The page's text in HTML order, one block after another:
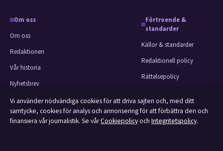
Om oss
Om oss
Redaktionen
Vår historia
Nyhetsbrev
Tipsa oss
Kontakt
Förtroende &
standarder
Källor & standarder
Redaktionell policy
Rättelsepolicy
Ägande & finansiering
Integritetspolicy
Vi använder nödvändiga cookies för att driva sajten och, med ditt
samtycke, cookies för analys och annonsering för att förbättra den och
finansiera vår journalistik. Se vårCookiepolicyoch Integritetspolicy.